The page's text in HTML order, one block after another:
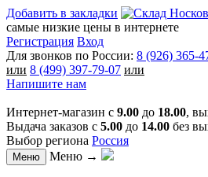
Добавить в закладки
самые низкие цены в интернете
Регистрация Вход
Для звонков по России: 8 (926) 365-
или 8 (499) 397-79-07 или
Напишите нам
Интернет-магазин с 9.00 до 18.00,
Выдача заказов с 5.00 до 14.00 без
Выбор региона Россия
Меню Меню →